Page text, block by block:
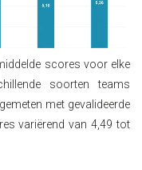
scores voor elke
soorten teams
met gevalideerde
variërend van 4,49 tot